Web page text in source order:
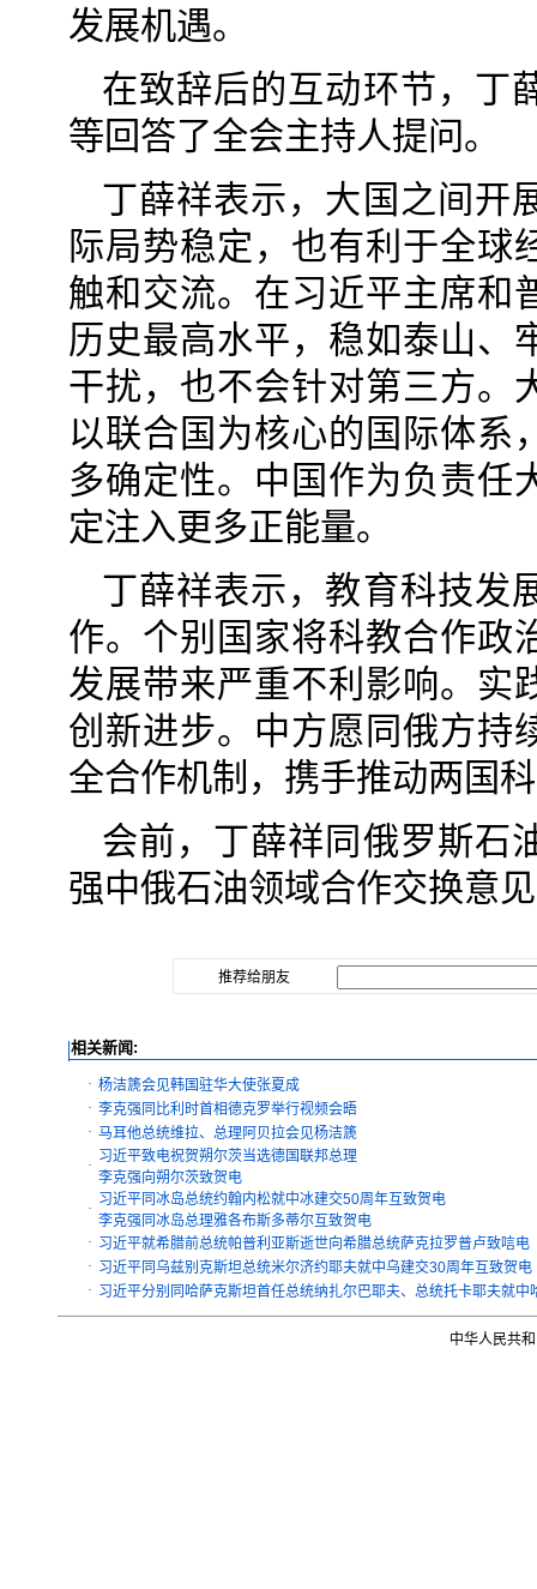
发展机遇。
在致辞后的互动环节，丁
等回答了全会主持人提问。
丁薛祥表示，大国之间开
际局势稳定，也有利于全球
触和交流。在习近平主席和
历史最高水平，稳如泰山、
干扰，也不会针对第三方。
以联合国为核心的国际体系
多确定性。中国作为负责任
定注入更多正能量。
丁薛祥表示，教育科技发
作。个别国家将科教合作政
发展带来严重不利影响。实
创新进步。中方愿同俄方持
全合作机制，携手推动两国
会前，丁薛祥同俄罗斯石
强中俄石油领域合作交换意
推荐给朋友
相关新闻:
· 杨洁篪会见韩国驻华大使张夏成
· 李克强同比利时首相德克罗举行视频会晤
· 马耳他总统维拉、总理阿贝拉会见杨洁篪
·
习近平致电祝贺朔尔茨当选德国联邦总理
李克强向朔尔茨致贺电
·
习近平同冰岛总统约翰内松就中冰建交50周年互致贺电
李克强同冰岛总理雅各布斯多蒂尔互致贺电
· 习近平就希腊前总统帕普利亚斯逝世向希腊总统萨克拉罗普卢致唁电
· 习近平同乌兹别克斯坦总统米尔济约耶夫就中乌建交30周年互致贺电
· 习近平分别同哈萨克斯坦首任总统纳扎尔巴耶夫、总统托卡耶夫就中
中华人民共